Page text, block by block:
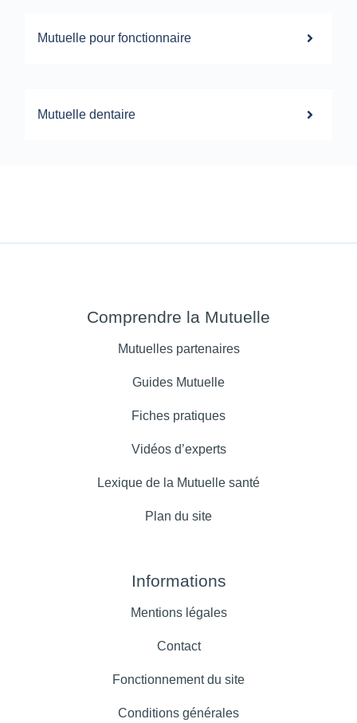
Mutuelle pour fonctionnaire
Mutuelle dentaire
Comprendre la Mutuelle
Mutuelles partenaires
Guides Mutuelle
Fiches pratiques
Vidéos d’experts
Lexique de la Mutuelle santé
Plan du site
Informations
Mentions légales
Contact
Fonctionnement du site
Conditions générales